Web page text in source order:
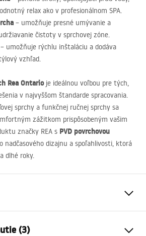
relax ako v profesionálnom SPA.
– umožňuje presné umývanie a
čistoty v sprchovej zóne.
– umožňuje rýchlu inštaláciu a dodáva
vzhľad.
Rea Ontarioje ideálnou voľbou pre tých,
v najvyššom štandarde spracovania.
sprchy a funkčnej ručnej sprchy sa
zážitkom prispôsobeným vašim
značky REA s PVD povrchovou
nadčasového dizajnu a spoľahlivosti, ktorá
dlhé roky.
(3)